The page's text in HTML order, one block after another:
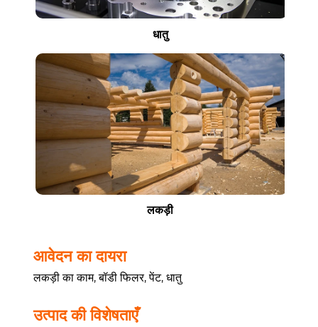
धातु
लकड़ी
आवेदन का दायरा
लकड़ी का काम, बॉडी फिलर, पेंट, धातु
उत्पाद की विशेषताएँ